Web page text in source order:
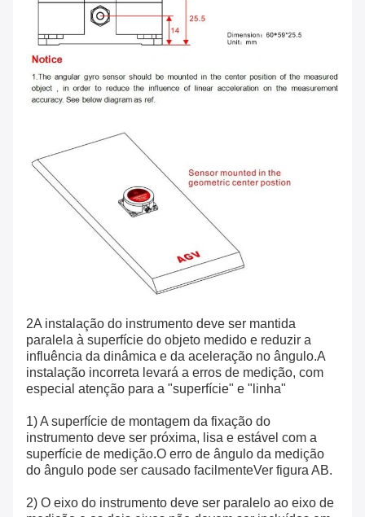
2A instalação do instrumento deve ser mantida
paralela à superfície do objeto medido e reduzir a
influência da dinâmica e da aceleração no ângulo.A
instalação incorreta levará a erros de medição, com
especial atenção para a "superfície" e "linha"
1) A superfície de montagem da fixação do
instrumento deve ser próxima, lisa e estável com a
superfície de medição.O erro de ângulo da medição
do ângulo pode ser causado facilmenteVer figura AB.
2) O eixo do instrumento deve ser paralelo ao eixo de